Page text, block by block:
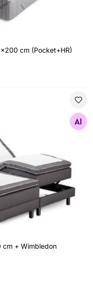
cm (Pocket+HR)
cm + Wimbledon
cm + Wimbledon